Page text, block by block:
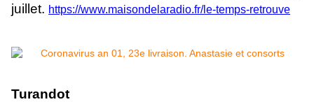
juillet. https://www.maisondelaradio.fr/le-temps-retrouve
Turandot